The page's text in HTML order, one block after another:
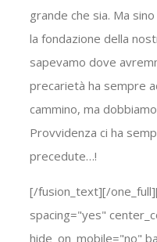
grande che sia. Ma
la fondazione della
sapevamo dove
precarietà ha sempre
cammino, ma
Provvidenza ci ha
precedute…!
[/fusion_text][/
spacing="yes"
hide_on_mobile="no"